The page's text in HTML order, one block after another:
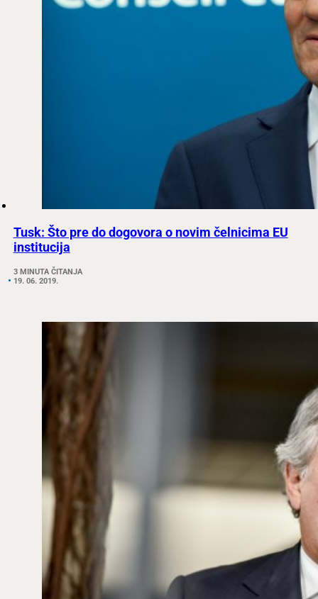
Tusk: Što pre do dogovora o novim čelnicima EU
institucija
3 MINUTA ČITANJA
19. 06. 2019.